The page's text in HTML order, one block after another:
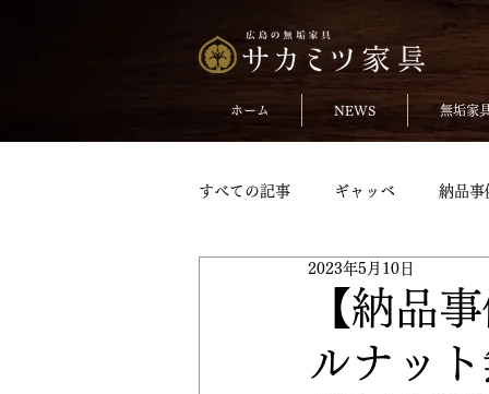
ホーム NEWS 無垢家
すべての記事 ギャッベ 納品事
無垢のチェア おしらせ
TVボードpickup 収納家具
【納品
ルナッ
2023年5月10日